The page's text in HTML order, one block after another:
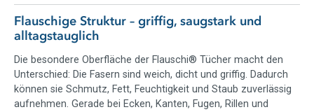
Für Beauty-Fans, die ein weiches Tuch zum
Abschminken suchen
Für Pastaclean Fans, die bewährte Micro Magic Qualität
Lieferumfang
Flauschige Struktur – griffig, saugstark und
alltagstauglich
Die besondere Oberfläche der Flauschi® Tücher macht den
Unterschied: Die Fasern sind weich, dicht und griffig. Dadurch
können sie Schmutz, Fett, Feuchtigkeit und Staub zuverlässig
aufnehmen. Gerade bei Ecken, Kanten, Fugen, Rillen und